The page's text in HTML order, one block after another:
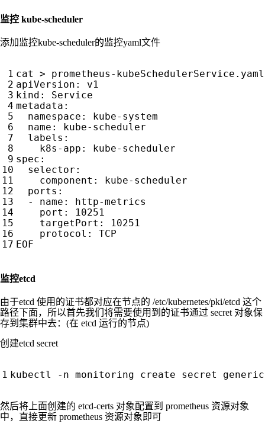
监控 kube-scheduler
添加监控kube-scheduler的监控yaml文件
cat > prometheus-kubeSchedulerService.yaml
apiVersion :
v1
kind :
Service
metadata :
namespace :
kube-system
name :
kube-scheduler
labels :
k8s-app :
kube-scheduler
spec :
selector :
component :
kube-scheduler
ports :
- name :
http-metrics
port :
10251
targetPort :
10251
protocol :
TCP
EOF
监控etcd
由于etcd 使用的证书都对应在节点的 /etc/kubernetes/pki/etcd 这个
路径下面，所以首先我们将需要使用到的证书通过 secret 对象保
存到集群中去：(在 etcd 运行的节点)
创建etcd secret
kubectl -n monitoring create secret
然后将上面创建的 etcd-certs 对象配置到 prometheus 资源对象
中，直接更新 prometheus 资源对象即可